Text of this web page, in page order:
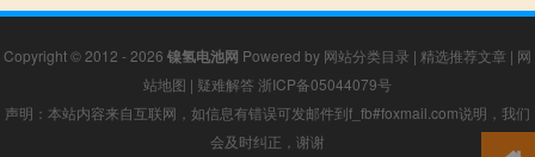
Copyright © 2012 - 2026 镍氢电池网 Powered by 网站分类目录 | 精选推荐文章 | 网
站地图 | 疑难解答 浙ICP备05044079号
声明：本站内容来自互联网，如信息有错误可发邮件到f_fb#foxmail.com说明，我们
会及时纠正，谢谢